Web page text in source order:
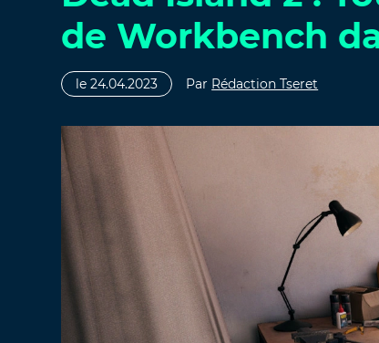
de Workbench
le 24.04.2023 Par Rédaction Tseret